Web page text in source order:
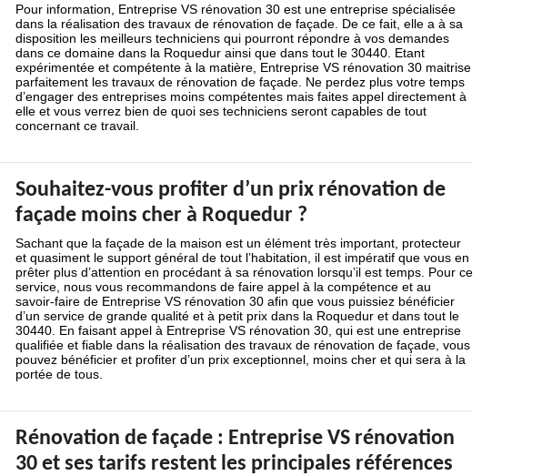
Pour information, Entreprise VS rénovation 30 est une entreprise spécialisée
dans la réalisation des travaux de rénovation de façade. De ce fait, elle a à sa
disposition les meilleurs techniciens qui pourront répondre à vos demandes
dans ce domaine dans la Roquedur ainsi que dans tout le 30440. Etant
expérimentée et compétente à la matière, Entreprise VS rénovation 30 maitrise
parfaitement les travaux de rénovation de façade. Ne perdez plus votre temps
d’engager des entreprises moins compétentes mais faites appel directement à
elle et vous verrez bien de quoi ses techniciens seront capables de tout
concernant ce travail.
Souhaitez-vous profiter d’un prix rénovation de
façade moins cher à Roquedur ?
Sachant que la façade de la maison est un élément très important, protecteur
et quasiment le support général de tout l’habitation, il est impératif que vous en
prêter plus d’attention en procédant à sa rénovation lorsqu’il est temps. Pour ce
service, nous vous recommandons de faire appel à la compétence et au
savoir-faire de Entreprise VS rénovation 30 afin que vous puissiez bénéficier
d’un service de grande qualité et à petit prix dans la Roquedur et dans tout le
30440. En faisant appel à Entreprise VS rénovation 30, qui est une entreprise
qualifiée et fiable dans la réalisation des travaux de rénovation de façade, vous
pouvez bénéficier et profiter d’un prix exceptionnel, moins cher et qui sera à la
portée de tous.
Rénovation de façade : Entreprise VS rénovation
30 et ses tarifs restent les principales références